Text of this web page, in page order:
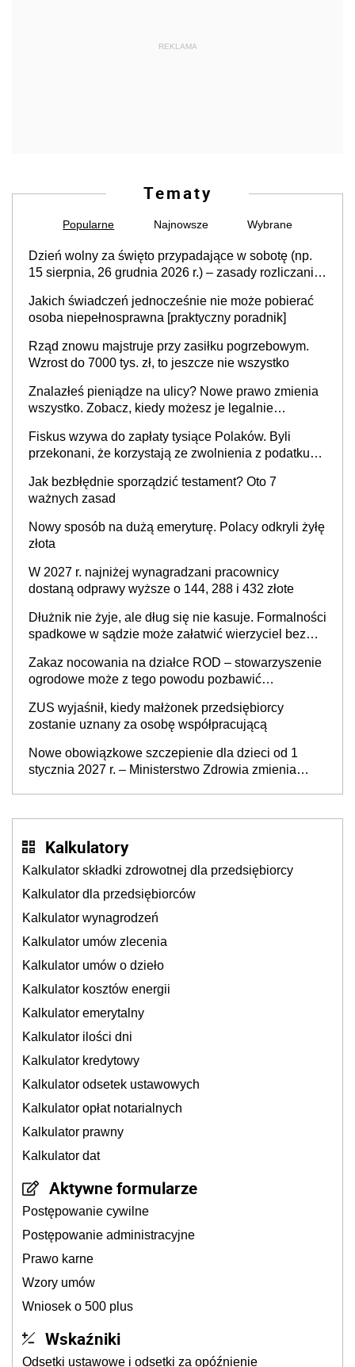
REKLAMA
Tematy
Popularne Najnowsze Wybrane
Dzień wolny za święto przypadające w sobotę (np.
15 sierpnia, 26 grudnia 2026 r.) – zasady rozliczania
i administracja publiczna), najczęstsze pytania
Jakich świadczeń jednocześnie nie może pobierać
osoba niepełnosprawna [praktyczny poradnik]
Rząd znowu majstruje przy zasiłku pogrzebowym.
Wzrost do 7000 tys. zł, to jeszcze nie wszystko
Znalazłeś pieniądze na ulicy? Nowe prawo zmienia
wszystko. Zobacz, kiedy możesz je legalnie
Fiskus wzywa do zapłaty tysiące Polaków. Byli
przekonani, że korzystają ze zwolnienia z podatku
Jak bezbłędnie sporządzić testament? Oto 7
ważnych zasad
Nowy sposób na dużą emeryturę. Polacy odkryli żyłę
złota
W 2027 r. najniżej wynagradzani pracownicy
dostaną odprawy wyższe o 144, 288 i 432 złote
Dłużnik nie żyje, ale dług się nie kasuje. Formalności
spadkowe w sądzie może załatwić wierzyciel bez
Zakaz nocowania na działce ROD – stowarzyszenie
ogrodowe może z tego powodu pozbawić
dzierżawę)?
ZUS wyjaśnił, kiedy małżonek przedsiębiorcy
zostanie uznany za osobę współpracującą
Nowe obowiązkowe szczepienie dla dzieci od 1
stycznia 2027 r. – Ministerstwo Zdrowia zmienia
Kalkulatory
Kalkulator składki zdrowotnej dla przedsiębiorcy
Kalkulator dla przedsiębiorców
Kalkulator wynagrodzeń
Kalkulator umów zlecenia
Kalkulator umów o dzieło
Kalkulator kosztów energii
Kalkulator emerytalny
Kalkulator ilości dni
Kalkulator kredytowy
Kalkulator odsetek ustawowych
Kalkulator opłat notarialnych
Kalkulator prawny
Kalkulator dat
Aktywne formularze
Postępowanie cywilne
Postępowanie administracyjne
Prawo karne
Wzory umów
Wniosek o 500 plus
Wskaźniki
Odsetki ustawowe i odsetki za opóźnienie